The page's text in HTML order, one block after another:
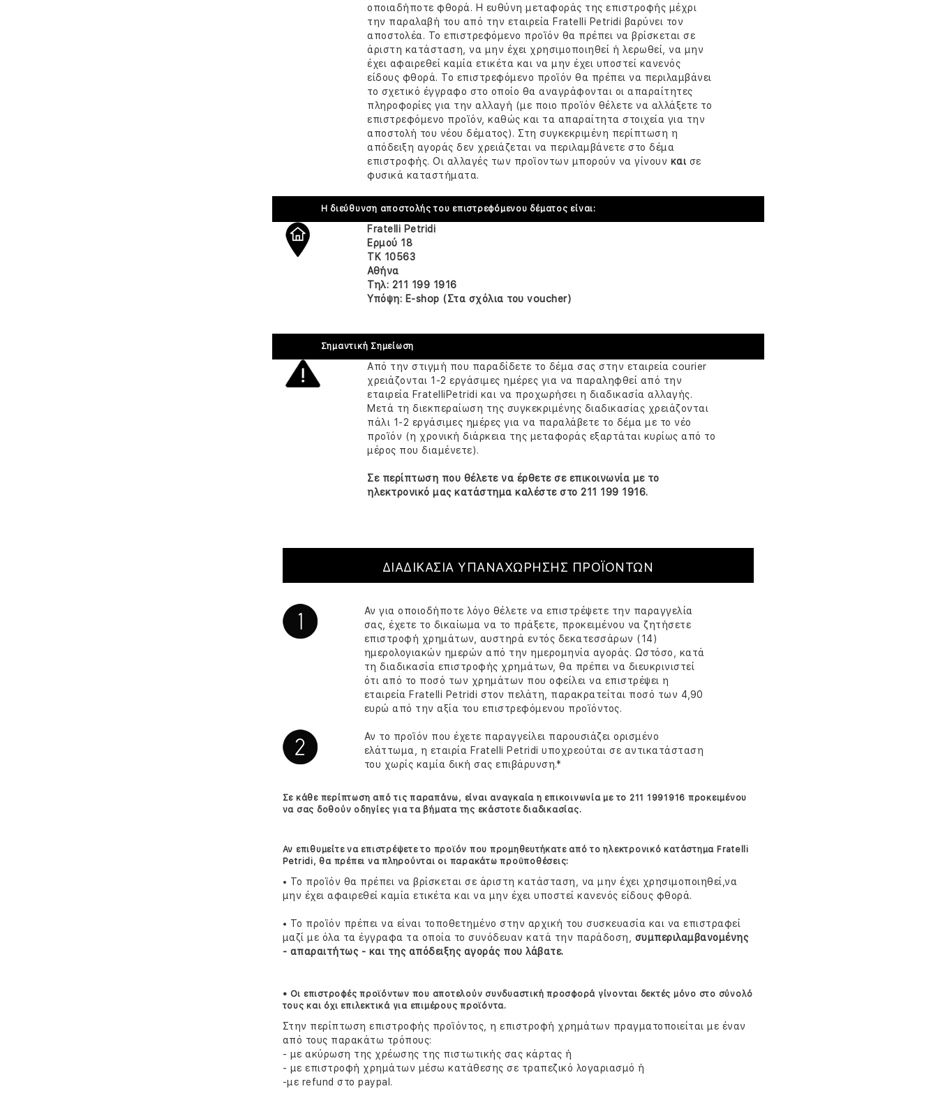
οποιαδήποτε φθορά. Η ευθύνη μεταφοράς της επιστροφής μέχρι
την παραλαβή του από την εταιρεία Fratelli Petridi βαρύνει τον
αποστολέα. Το επιστρεφόμενο προϊόν θα πρέπει να βρίσκεται σε
άριστη κατάσταση, να μην έχει χρησιμοποιηθεί ή λερωθεί, να μην
έχει αφαιρεθεί καμία ετικέτα και να μην έχει υποστεί κανενός
είδους φθορά. Το επιστρεφόμενο προϊόν θα πρέπει να περιλαμβάνει
το σχετικό έγγραφο στο οποίο θα αναγράφονται οι απαραίτητες
πληροφορίες για την αλλαγή (με ποιο προϊόν θέλετε να αλλάξετε το
επιστρεφόμενο προϊόν, καθώς και τα απαραίτητα στοιχεία για την
αποστολή του νέου δέματος). Στη συγκεκριμένη περίπτωση η
απόδειξη αγοράς δεν χρειάζεται να περιλαμβάνετε στο δέμα
επιστροφής. Οι αλλαγές των προϊοντων μπορούν να γίνουν και σε
φυσικά καταστήματα.
Η διεύθυνση αποστολής του επιστρεφόμενου δέματος είναι:
Fratelli Petridi
Ερμού 18
ΤΚ 10563
Αθήνα
Τηλ: 211 199 1916
Υπόψη: E-shop (Στα σχόλια του voucher)
Σημαντική Σημείωση
Από την στιγμή που παραδίδετε το δέμα σας στην εταιρεία courier
χρειάζονται 1-2 εργάσιμες ημέρες για να παραληφθεί από την
εταιρεία FratelliPetridi και να προχωρήσει η διαδικασία αλλαγής.
Μετά τη διεκπεραίωση της συγκεκριμένης διαδικασίας χρειάζονται
πάλι 1-2 εργάσιμες ημέρες για να παραλάβετε το δέμα με το νέο
προϊόν (η χρονική διάρκεια της μεταφοράς εξαρτάται κυρίως από το
μέρος που διαμένετε).
Σε περίπτωση που θέλετε να έρθετε σε επικοινωνία με το
ηλεκτρονικό μας κατάστημα καλέστε στο 211 199 1916.
ΔΙΑΔΙΚΑΣΙΑ ΥΠΑΝΑΧΩΡΗΣΗΣ ΠΡΟΪΟΝΤΩΝ
Αν για οποιοδήποτε λόγο θέλετε να επιστρέψετε την παραγγελία
σας, έχετε το δικαίωμα να το πράξετε, προκειμένου να ζητήσετε
επιστροφή χρημάτων, αυστηρά εντός δεκατεσσάρων (14)
ημερολογιακών ημερών από την ημερομηνία αγοράς. Ωστόσο, κατά
τη διαδικασία επιστροφής χρημάτων, θα πρέπει να διευκρινιστεί
ότι από το ποσό των χρημάτων που οφείλει να επιστρέψει η
εταιρεία Fratelli Petridi στον πελάτη, παρακρατείται ποσό των 4,90
ευρώ από την αξία του επιστρεφόμενου προϊόντος.
Αν το προϊόν που έχετε παραγγείλει παρουσιάζει ορισμένο
ελάττωμα, η εταιρία Fratelli Petridi υποχρεούται σε αντικατάσταση
του χωρίς καμία δική σας επιβάρυνση.*
Σε κάθε περίπτωση από τις παραπάνω, είναι αναγκαία η επικοινωνία με το 211 1991916 προκειμένου
να σας δοθούν οδηγίες για τα βήματα της εκάστοτε διαδικασίας.
Αν επιθυμείτε να επιστρέψετε το προϊόν που προμηθευτήκατε από το ηλεκτρονικό κατάστημα Fratelli
Petridi, θα πρέπει να πληρούνται οι παρακάτω προϋποθέσεις:
• Το προϊόν θα πρέπει να βρίσκεται σε άριστη κατάσταση, να μην έχει χρησιμοποιηθεί,να
μην έχει αφαιρεθεί καμία ετικέτα και να μην έχει υποστεί κανενός είδους φθορά.
• Το προϊόν πρέπει να είναι τοποθετημένο στην αρχική του συσκευασία και να επιστραφεί
μαζί με όλα τα έγγραφα τα οποία το συνόδευαν κατά την παράδοση, συμπεριλαμβανομένης
- απαραιτήτως - και της απόδειξης αγοράς που λάβατε.
• Οι επιστροφές προϊόντων που αποτελούν συνδυαστική προσφορά γίνονται δεκτές μόνο στο σύνολό
τους και όχι επιλεκτικά για επιμέρους προϊόντα.
Στην περίπτωση επιστροφής προϊόντος, η επιστροφή χρημάτων πραγματοποιείται με έναν
από τους παρακάτω τρόπους:
- με ακύρωση της χρέωσης της πιστωτικής σας κάρτας ή
- με επιστροφή χρημάτων μέσω κατάθεσης σε τραπεζικό λογαριασμό ή
-με refund στο paypal.